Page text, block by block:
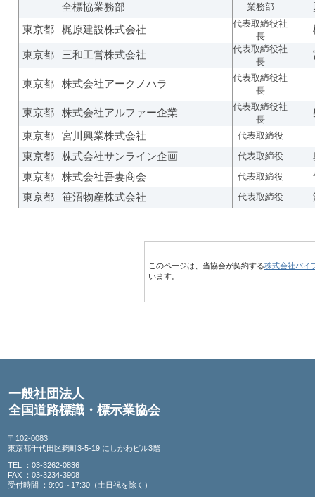
全標協業務部
業務部
東京都
梶原建設株式会社
代表取締役社
長
東京都 三和工営株式会社
代表取締役社
長
東京都 株式会社アークノハラ
代表取締役社
長
東京都 株式会社アルファー企業
代表取締役社
長
東京都 宮川興業株式会社 代表取締役
東京都 株式会社サンライン企画 代表取締役
東京都
株式会社吾妻商会 代表取締役
東京都
笹沼物産株式会社 代表取締役
このページは、当協会が契約する株式会社パイ
います。
一般社団法人
全国道路標識・標示業協会
〒102-0083
東京都千代田区麹町3-5-19 にしかわビル3階
TEL ：03-3262-0836
FAX ：03-3234-3908
受付時間 ：9:00～17:30（土日祝を除く）